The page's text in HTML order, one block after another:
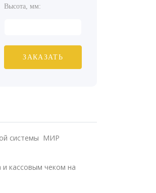
Высота, мм:
ЗАКАЗАТЬ
системы МИР
кассовым чеком на